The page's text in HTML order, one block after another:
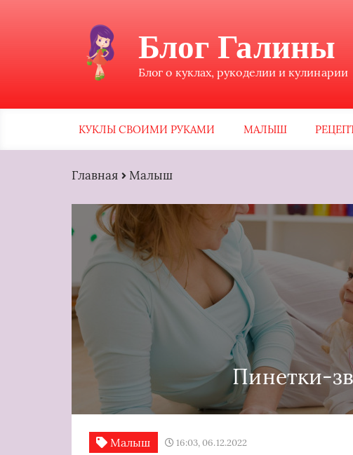
Блог Галины
Блог о куклах, рукоделии и кулинарии
КУКЛЫ СВОИМИ РУКАМИ МАЛЫШ
Главная Малыш
Пинетки-
Малыш 16:03, 06.12.2022